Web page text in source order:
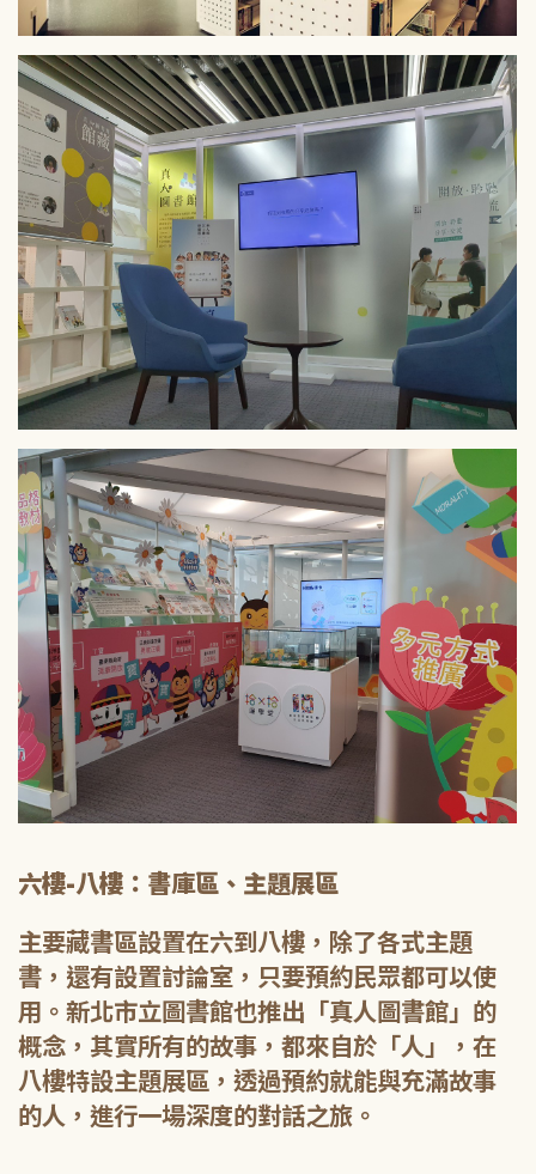
六樓-八樓：書庫區、主題展區
主要藏書區設置在六到八樓，除了各式主題
書，還有設置討論室，只要預約民眾都可以使
用。新北市立圖書館也推出「真人圖書館」的
概念，其實所有的故事，都來自於「人」，在
八樓特設主題展區，透過預約就能與充滿故事
的人，進行一場深度的對話之旅。